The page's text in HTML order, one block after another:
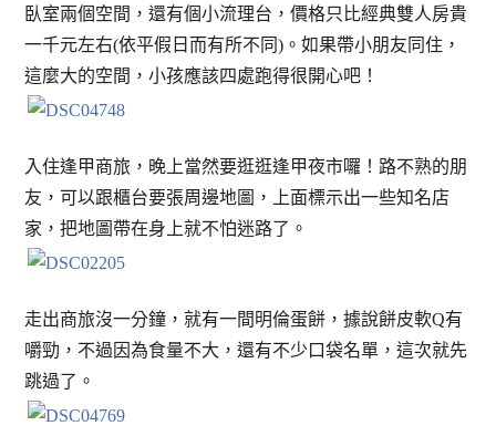
臥室兩個空間，還有個小流理台，價格只比經典雙人房貴
一千元左右(依平假日而有所不同)。如果帶小朋友同住，
這麼大的空間，小孩應該四處跑得很開心吧！
入住逢甲商旅，晚上當然要逛逛逢甲夜市囉！路不熟的朋
友，可以跟櫃台要張周邊地圖，上面標示出一些知名店
家，把地圖帶在身上就不怕迷路了。
走出商旅沒一分鐘，就有一間明倫蛋餅，據說餅皮軟Q有
嚼勁，不過因為食量不大，還有不少口袋名單，這次就先
跳過了。